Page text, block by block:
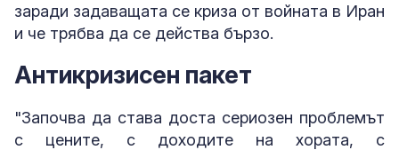
заради задаващата се криза от войната в Иран
и че трябва да се действа бързо.
Антикризисен пакет
"Започва да става доста сериозен проблемът
с цените, с доходите на хората, с